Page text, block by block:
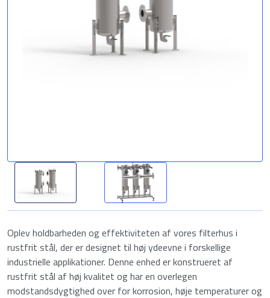
Oplev holdbarheden og effektiviteten af vores filterhus i
rustfrit stål, der er designet til høj ydeevne i forskellige
industrielle applikationer. Denne enhed er konstrueret af
rustfrit stål af høj kvalitet og har en overlegen
modstandsdygtighed over for korrosion, høje temperaturer og